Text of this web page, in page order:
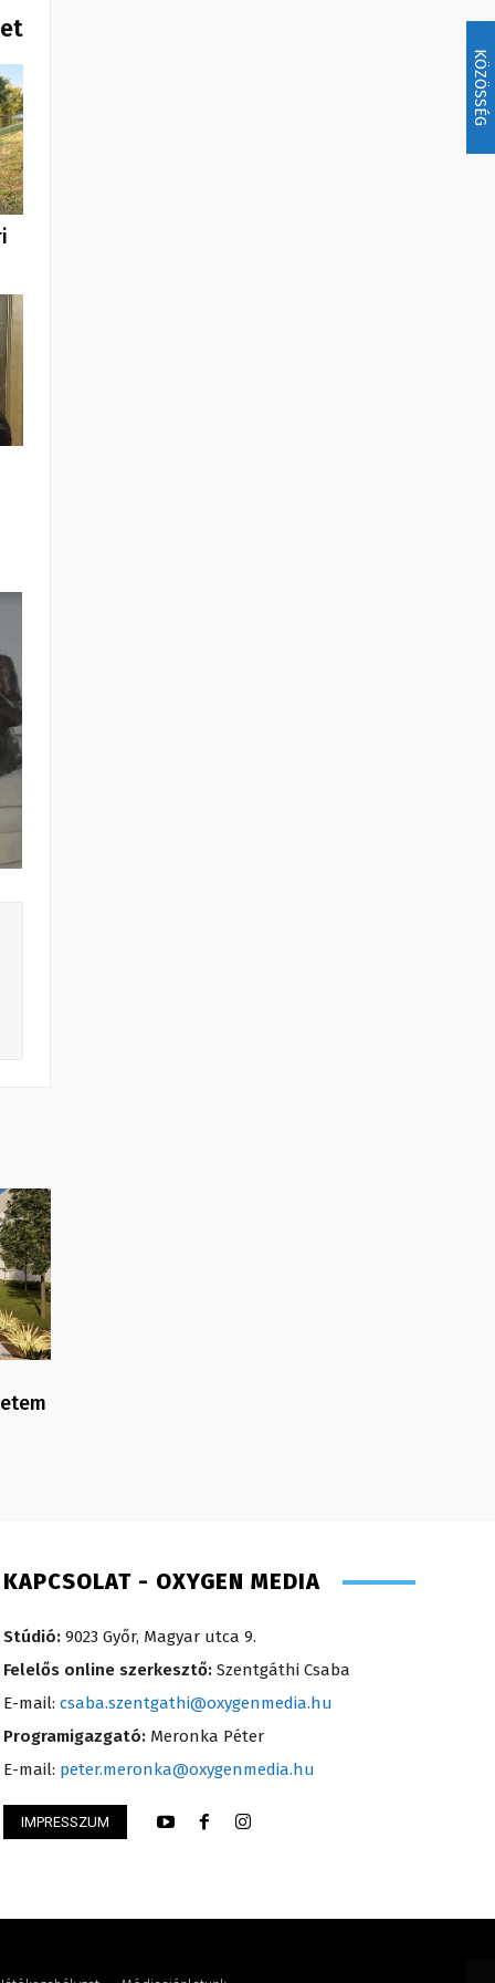
KÖZÖSSÉG
– műsorvezető, szerkesztő-riporter
KAPCSOLAT - OXYGEN MEDIA
Stúdió: 9023 Győr, Magyar utca 9.
Felelős online szerkesztő: Szentgáthi Csaba
E-mail: csaba.szentgathi@oxygenmedia.hu
Programigazgató: Meronka Péter
E-mail: peter.meronka@oxygenmedia.hu
IMPRESSZUM